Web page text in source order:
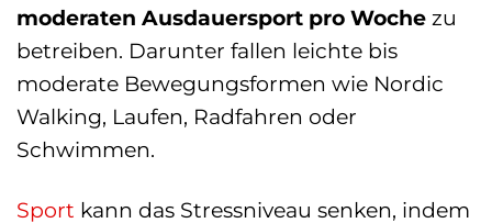
moderaten Ausdauersport pro Woche zu
betreiben. Darunter fallen leichte bis
moderate Bewegungsformen wie Nordic
Walking, Laufen, Radfahren oder
Schwimmen.
Sport kann das Stressniveau senken, indem